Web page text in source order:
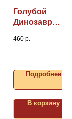
Голубой
Динозавр
36"/91см
460 р.
Подробнее
В корзину